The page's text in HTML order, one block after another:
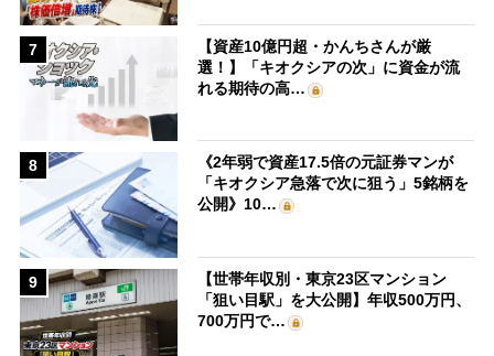
7
【資産10億円超・かんちさんが厳
選！】「キオクシアの次」に資金が流
れる期待の高…
8
《2年弱で資産17.5倍の元証券マンが
「キオクシア急落で次に狙う」5銘柄を
公開》10…
9
【世帯年収別・東京23区マンション
「狙い目駅」を大公開】年収500万円、
700万円で…